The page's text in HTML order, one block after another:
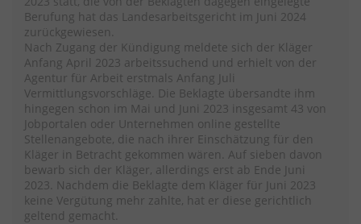
Berufung hat das Landesarbeitsgericht im Juni 2024
zurückgewiesen.
Nach Zugang der Kündigung meldete sich der Kläger
Anfang April 2023 arbeitssuchend und erhielt von der
Agentur für Arbeit erstmals Anfang Juli
Vermittlungsvorschläge. Die Beklagte übersandte ihm
hingegen schon im Mai und Juni 2023 insgesamt 43 von
Jobportalen oder Unternehmen online gestellte
Stellenangebote, die nach ihrer Einschätzung für den
Kläger in Betracht gekommen wären. Auf sieben davon
bewarb sich der Kläger, allerdings erst ab Ende Juni
2023. Nachdem die Beklagte dem Kläger für Juni 2023
keine Vergütung mehr zahlte, hat er diese gerichtlich
geltend gemacht.